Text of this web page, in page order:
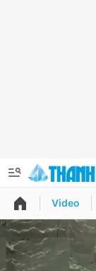
QUẢNG CÁO
Thông tin
Video